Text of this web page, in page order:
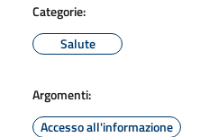
Categorie:
Salute
Argomenti:
Accesso all'informazione